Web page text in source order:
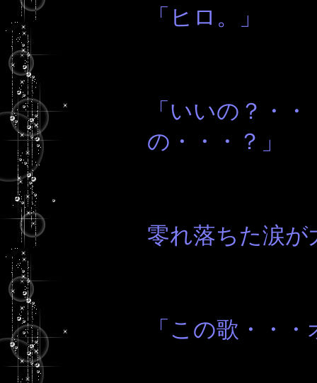
「ヒロ。」
「いいの？・
の・・・？」
零れ落ちた涙が
「この歌・・